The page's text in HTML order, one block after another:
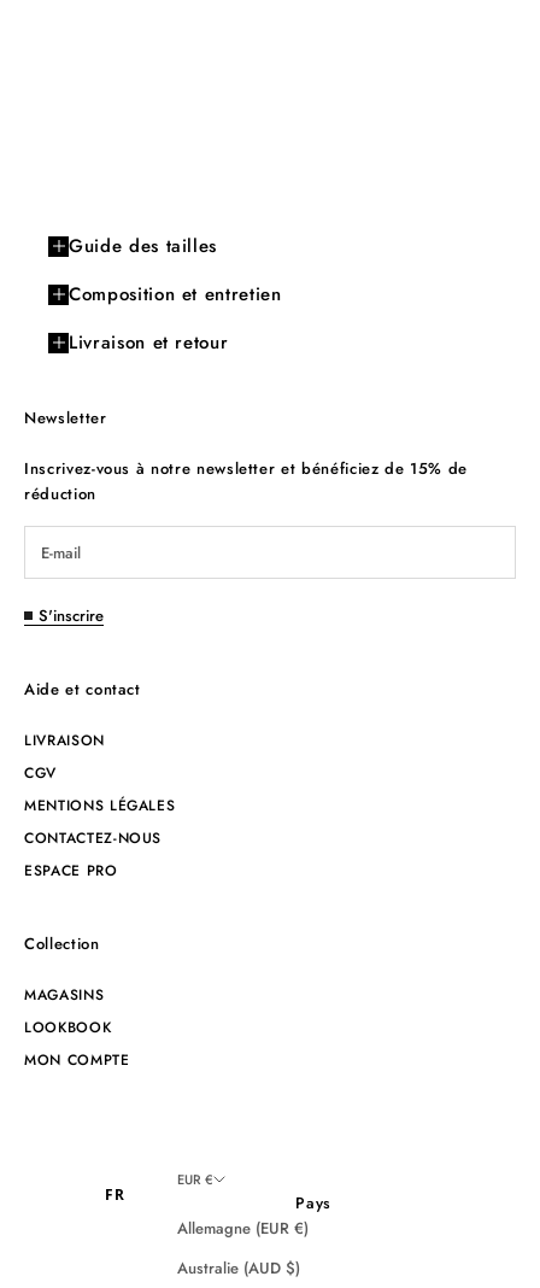
Guide des tailles
Composition et entretien
Livraison et retour
Newsletter
Inscrivez-vous à notre newsletter et bénéficiez de 15% de
réduction
S'inscrire
Aide et contact
LIVRAISON
CGV
MENTIONS LÉGALES
CONTACTEZ-NOUS
ESPACE PRO
Collection
MAGASINS
LOOKBOOK
MON COMPTE
FR
EUR €
Pays
Allemagne (EUR €)
Australie (AUD $)